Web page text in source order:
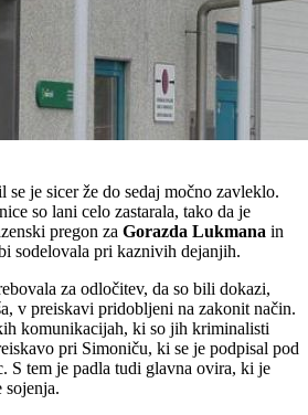
se je sicer že do sedaj močno zavleklo.
so lani celo zastarala, tako da je
pregon za Gorazda Lukmana in
sodelovala pri kaznivih dejanjih.
za odločitev, da so bili dokazi,
v preiskavi pridobljeni na zakonit način.
komunikacijah, ki so jih kriminalisti
pri Simoniču, ki se je podpisal pod
S tem je padla tudi glavna ovira, ki je
sojenja.